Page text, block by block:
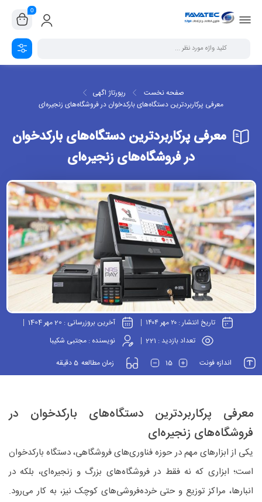
0
صفحه نخست
رپورتاژ اگهی
معرفی پرکاربردترین دستگاه‌های بارکدخوان در فروشگاه‌های زنجیره‌ای
معرفی پرکاربردترین دستگاه‌های بارکدخوان
در فروشگاه‌های زنجیره‌ای
تاریخ انتشار : ۲۰ مهر ۱۴۰۴ آخرین بروزرسانی : 20 مهر 1404
تعداد بازدید : 221 نویسنده : مجتبی شکیبا
اندازه فونت
15 زمان مطالعه 5 دقیقه
معرفی پرکاربردترین دستگاه‌های بارکدخوان در
فروشگاه‌های زنجیره‌ای
یکی از ابزارهای مهم در حوزه فناوری‌های فروشگاهی، دستگاه بارکدخوان
است؛ ابزاری که نه فقط در فروشگاه‌های بزرگ و زنجیره‌ای، بلکه در
انبارها، مراکز توزیع و حتی خرده‌فروشی‌های کوچک نیز، به کار می‌رود.